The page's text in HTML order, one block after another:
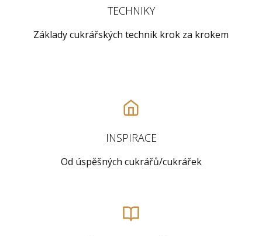
TECHNIKY
Základy cukrářských technik krok za krokem
INSPIRACE
Od úspěšných cukrářů/cukrářek